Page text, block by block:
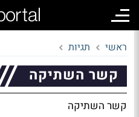
ראשי תגיות
קשר השתיקה
קשר השתיקה